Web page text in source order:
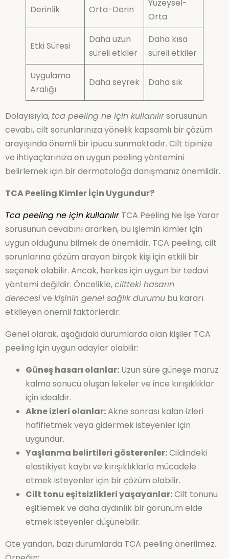
Derinlik Orta-Derin
Yüzeysel-
Orta
Etki Süresi
Daha uzun
süreli etkiler
Daha kısa
süreli etkiler
Uygulama
Aralığı
Daha seyrek Daha sık
Dolayısıyla, tca peeling ne için kullanılırsorusunun
cevabı, cilt sorunlarınıza yönelik kapsamlı bir çözüm
arayışında önemli bir ipucu sunmaktadır. Cilt tipinize
ve ihtiyaçlarınıza en uygun peeling yöntemini
belirlemek için bir dermatoloğa danışmanız önemlidir.
TCA Peeling Kimler İçin Uygundur?
Tca peeling ne için kullanılır TCA Peeling Ne İşe Yarar
sorusunun cevabını ararken, bu işlemin kimler için
uygun olduğunu bilmek de önemlidir. TCA peeling, cilt
sorunlarına çözüm arayan birçok kişi için etkili bir
seçenek olabilir. Ancak, herkes için uygun bir tedavi
yöntemi değildir. Öncelikle,ciltteki hasarın
derecesive kişinin genel sağlık durumu bu kararı
etkileyen önemli faktörlerdir.
Genel olarak, aşağıdaki durumlarda olan kişiler TCA
peeling için uygun adaylar olabilir:
Güneş hasarı olanlar: Uzun süre güneşe maruz
kalma sonucu oluşan lekeler ve ince kırışıklıklar
için idealdir.
Akne izleri olanlar:Akne sonrası kalan izleri
hafifletmek veya gidermek isteyenler için
uygundur.
Yaşlanma belirtileri gösterenler:Cildindeki
elastikiyet kaybı ve kırışıklıklarla mücadele
etmek isteyenler için bir çözüm olabilir.
Cilt tonu eşitsizlikleri yaşayanlar:Cilt tonunu
eşitlemek ve daha aydınlık bir görünüm elde
etmek isteyenler düşünebilir.
Öte yandan, bazı durumlarda TCA peeling önerilmez.